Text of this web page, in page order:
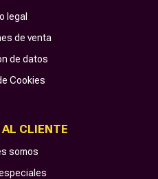
legal
de venta
de datos
Cookies
CLIENTE
somos